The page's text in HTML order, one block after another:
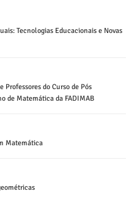
Tecnologias Educacionais e Novas
Professores do Curso de Pós
de Matemática da FADIMAB
Matemática